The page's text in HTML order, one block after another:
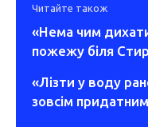
Читайте також
«Нема чим
пожежу біля
«Лізти у воду
зовсім